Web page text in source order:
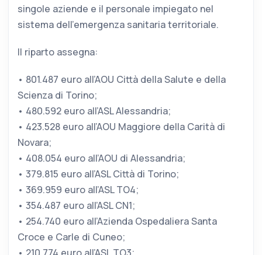
singole aziende e il personale impiegato nel
sistema dell’emergenza sanitaria territoriale.
Il riparto assegna:
•⁠ ⁠801.487 euro all’AOU Città della Salute e della
Scienza di Torino;
•⁠ ⁠480.592 euro all’ASL Alessandria;
•⁠ ⁠423.528 euro all’AOU Maggiore della Carità di
Novara;
•⁠ ⁠408.054 euro all’AOU di Alessandria;
•⁠ ⁠379.815 euro all’ASL Città di Torino;
•⁠ ⁠369.959 euro all’ASL TO4;
•⁠ ⁠354.487 euro all’ASL CN1;
•⁠ ⁠254.740 euro all’Azienda Ospedaliera Santa
Croce e Carle di Cuneo;